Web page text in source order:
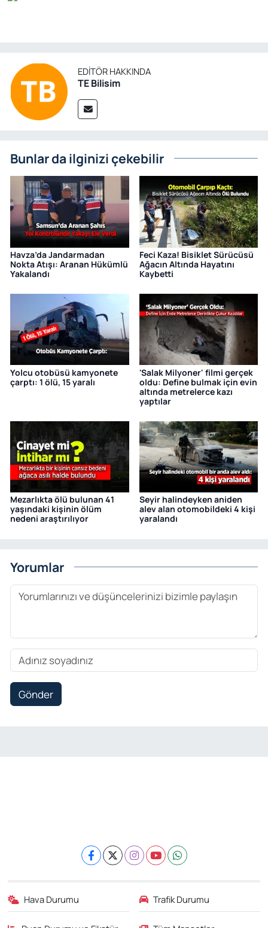
EDITÖR HAKKINDA
TE Bilisim
Bunlar da ilginizi çekebilir
Havza’da Jandarmadan
Nokta Atışı: Aranan Hükümlü
Yakalandı
Feci Kaza! Bisiklet Sürücüsü
Ağacın Altında Hayatını
Kaybetti
Yolcu otobüsü kamyonete
çarptı: 1 ölü, 15 yaralı
'Salak Milyoner' filmi gerçek
oldu: Define bulmak için evin
altında metrelerce kazı
yaptılar
Mezarlıkta ölü bulunan 41
yaşındaki kişinin ölüm
nedeni araştırılıyor
Seyir halindeyken aniden
alev alan otomobildeki 4 kişi
yaralandı
Yorumlar
Gönder
Hava Durumu Trafik Durumu